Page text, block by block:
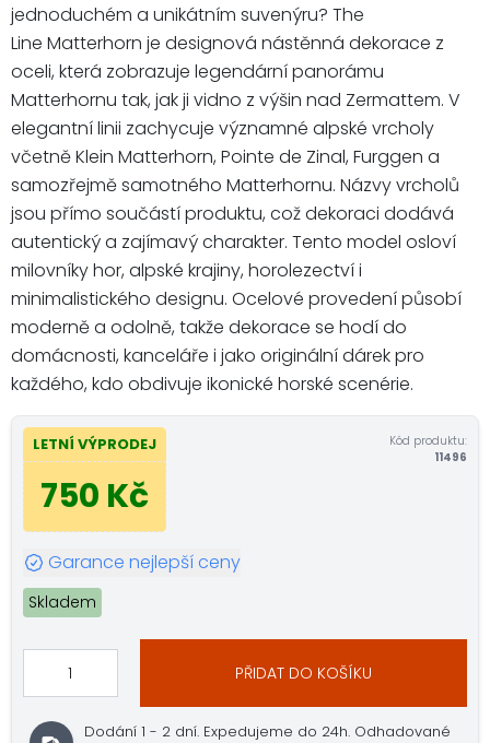
jednoduchém a unikátním suvenýru? The
Line Matterhorn je designová nástěnná dekorace z
oceli, která zobrazuje legendární panorámu
Matterhornu tak, jak ji vidno z výšin nad Zermattem. V
elegantní linii zachycuje významné alpské vrcholy
včetně Klein Matterhorn, Pointe de Zinal, Furggen a
samozřejmě samotného Matterhornu. Názvy vrcholů
jsou přímo součástí produktu, což dekoraci dodává
autentický a zajímavý charakter. Tento model osloví
milovníky hor, alpské krajiny, horolezectví i
minimalistického designu. Ocelové provedení působí
moderně a odolně, takže dekorace se hodí do
domácnosti, kanceláře i jako originální dárek pro
každého, kdo obdivuje ikonické horské scenérie.
LETNÍ VÝPRODEJ
750 Kč
Kód produktu:
11496
Garance nejlepší ceny
Skladem
PŘIDAT DO KOŠÍKU
Dodání 1 - 2 dní. Expedujeme do 24h. Odhadované